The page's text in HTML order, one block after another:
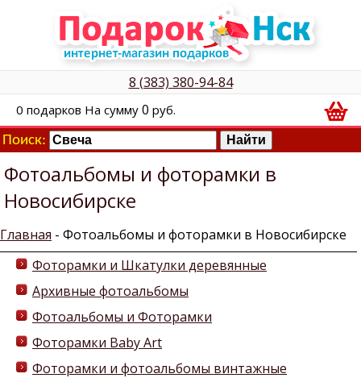
8 (383) 380-94-84
0 подарков На сумму 0 руб.
Поиск:
Фотоальбомы и фоторамки в
Новосибирске
Главная - Фотоальбомы и фоторамки в Новосибирске
Фоторамки и Шкатулки деревянные
Архивные фотоальбомы
Фотоальбомы и Фоторамки
Фоторамки Baby Art
Фоторамки и фотоальбомы винтажные